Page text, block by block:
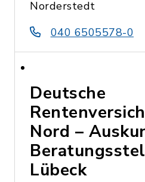
Norderstedt
040 6505578-0
Deutsche
Nord –
Lübeck